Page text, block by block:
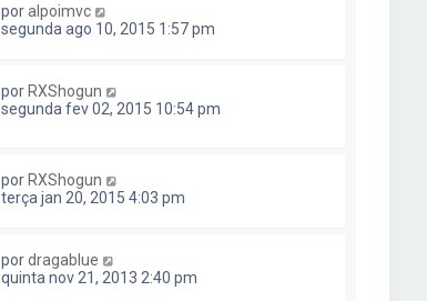
poralpoimvc
segunda ago 10, 2015 1:57 pm
por RXShogun
segunda fev 02, 2015 10:54 pm
por RXShogun
terça jan 20, 2015 4:03 pm
pordragablue
quinta nov 21, 2013 2:40 pm